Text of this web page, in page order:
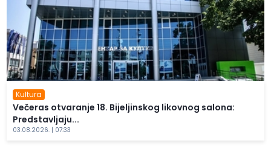
Kultura
Večeras otvaranje 18. Bijeljinskog likovnog salona:
Predstavljaju...
03.08.2026. | 07:33